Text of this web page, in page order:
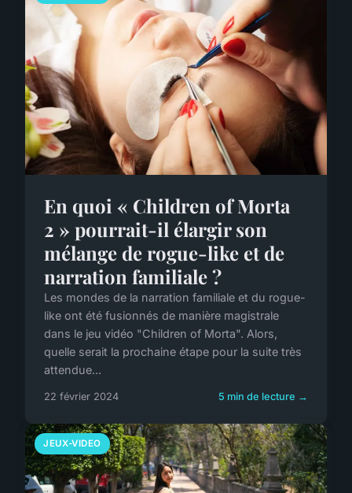
En quoi « Children of Morta
2 » pourrait-il élargir son
mélange de rogue-like et de
narration familiale ?
Les mondes de la narration familiale et du rogue-
like ont été fusionnés de manière magistrale
dans le jeu vidéo "Children of Morta". Alors,
quelle serait la prochaine étape pour la suite très
attendue...
22 février 2024 5 min de lecture →
JEUX-VIDEO